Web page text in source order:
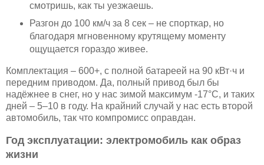
смотришь, как ты уезжаешь.
Разгон до 100 км/ч за 8 сек – не спорткар, но
благодаря мгновенному крутящему моменту
ощущается гораздо живее.
Комплектация – 600+, с полной батареей на 90 кВт·ч и
передним приводом. Да, полный привод был бы
надёжнее в снег, но у нас зимой максимум -17°C, и таких
дней – 5–10 в году. На крайний случай у нас есть второй
автомобиль, так что компромисс оправдан.
Год эксплуатации: электромобиль как образ
жизни